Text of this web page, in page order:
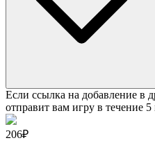
Если ссылка на добавление в
отправит вам игру в течение
206₽